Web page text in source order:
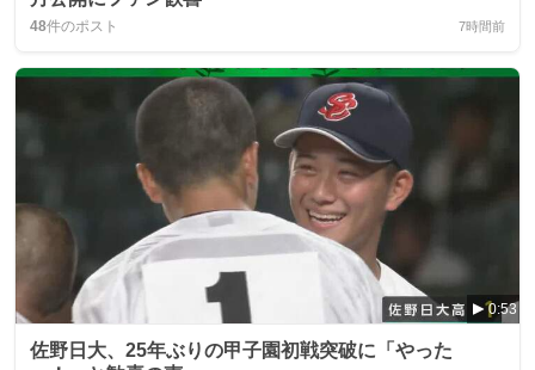
48件のポスト 7時間前
0:53
佐野日大、25年ぶりの甲子園初戦突破に「やった